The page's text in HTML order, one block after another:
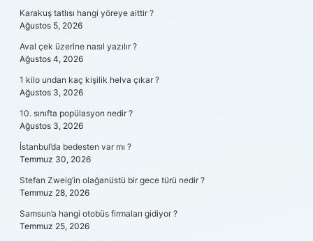
Karakuş tatlısı hangi yöreye aittir ?
Ağustos 5, 2026
Aval çek üzerine nasıl yazılır ?
Ağustos 4, 2026
1 kilo undan kaç kişilik helva çıkar ?
Ağustos 3, 2026
10. sınıfta popülasyon nedir ?
Ağustos 3, 2026
İstanbul’da bedesten var mı ?
Temmuz 30, 2026
Stefan Zweig’in olağanüstü bir gece türü nedir ?
Temmuz 28, 2026
Samsun’a hangi otobüs firmaları gidiyor ?
Temmuz 25, 2026